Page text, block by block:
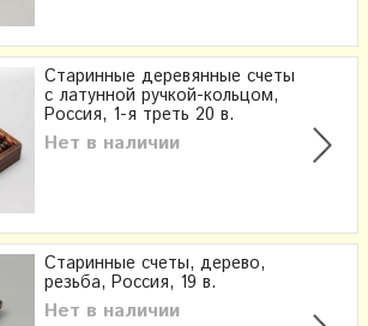
Старинные деревянные счеты
с латунной ручкой-кольцом,
Россия, 1-я треть 20 в.
Нет в наличии
Старинные счеты, дерево,
резьба, Россия, 19 в.
Нет в наличии